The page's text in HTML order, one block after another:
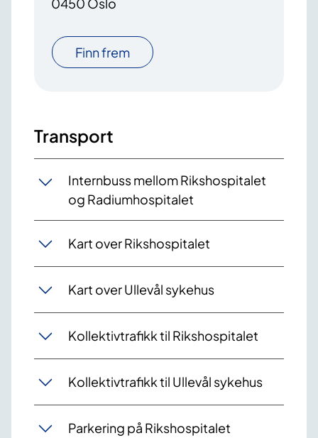
Finn frem
Transport
Internbuss mellom Rikshospitalet
og Radiumhospitalet
Kart over Rikshospitalet
Kart over Ullevål sykehus
Kollektivtrafikk til Rikshospitalet
Kollektivtrafikk til Ullevål sykehus
Parkering på Rikshospitalet